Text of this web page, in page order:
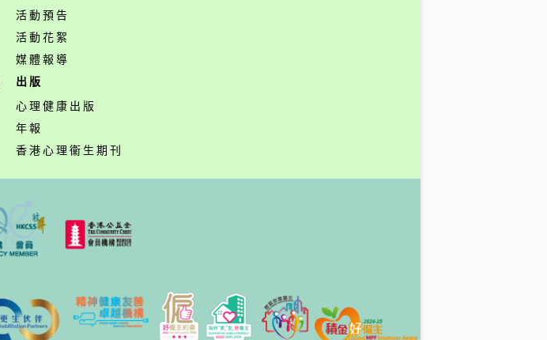
活動預告
活動花絮
媒體報導
出版
心理健康出版
年報
香港心理衞生期刊